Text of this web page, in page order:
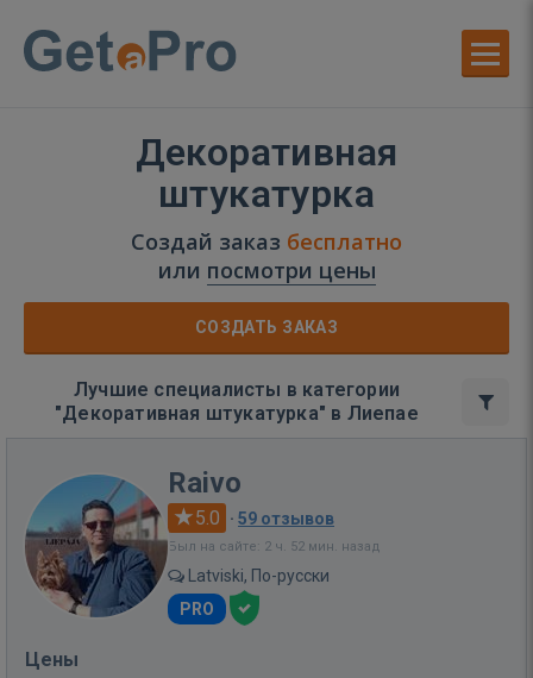
Декоративная
штукатурка
Создай заказ бесплатно
или посмотри цены
СОЗДАТЬ ЗАКАЗ
Лучшие специалисты в категории
"Декоративная штукатурка" в Лиепае
Raivo
5.0 · 59 отзывов
Был на сайте: 2 ч. 52 мин. назад
Latviski, По-русски
PRO
Цены